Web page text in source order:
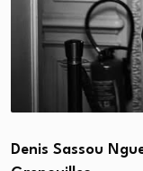
Denis Sassou